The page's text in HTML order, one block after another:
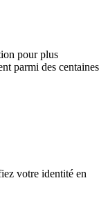
pour plus
parmi des centaines
votre identité en